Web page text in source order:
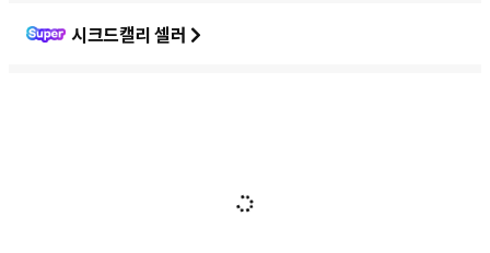
시크드캘리 셀러